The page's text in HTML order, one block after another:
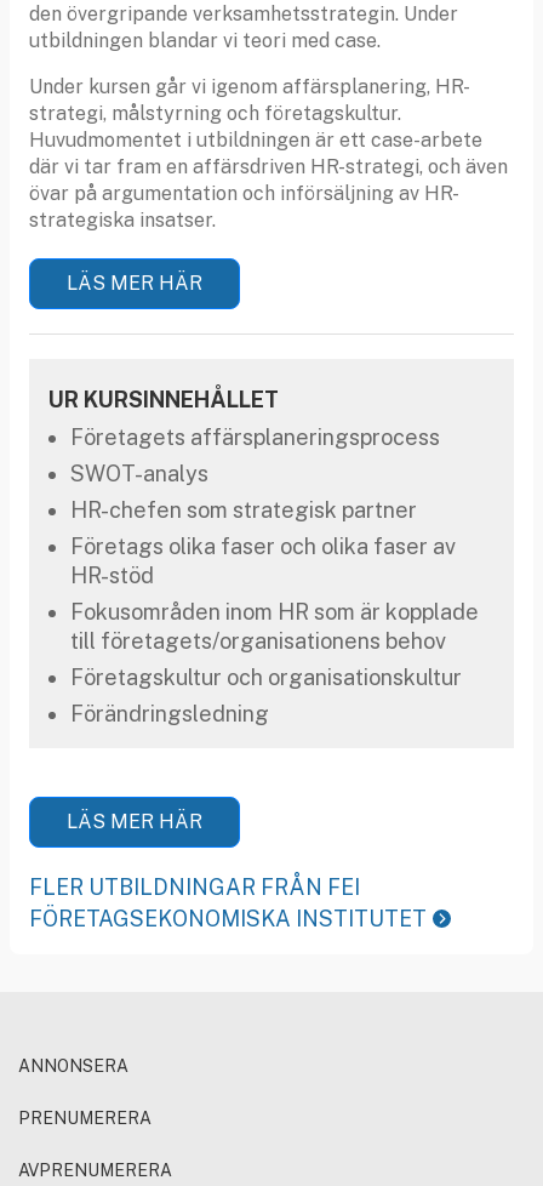
den övergripande verksamhetsstrategin. Under
utbildningen blandar vi teori med case.
Under kursen går vi igenom affärsplanering, HR-
strategi, målstyrning och företagskultur.
Huvudmomentet i utbildningen är ett case-arbete
där vi tar fram en affärsdriven HR-strategi, och även
övar på argumentation och införsäljning av HR-
strategiska insatser.
LÄS MER HÄR
UR KURSINNEHÅLLET
Företagets affärsplaneringsprocess
SWOT-analys
HR-chefen som strategisk partner
Företags olika faser och olika faser av
HR-stöd
Fokusområden inom HR som är kopplade
till företagets/organisationens behov
Företagskultur och organisationskultur
Förändringsledning
LÄS MER HÄR
FLER UTBILDNINGAR FRÅN FEI
FÖRETAGSEKONOMISKA INSTITUTET
ANNONSERA
PRENUMERERA
AVPRENUMERERA